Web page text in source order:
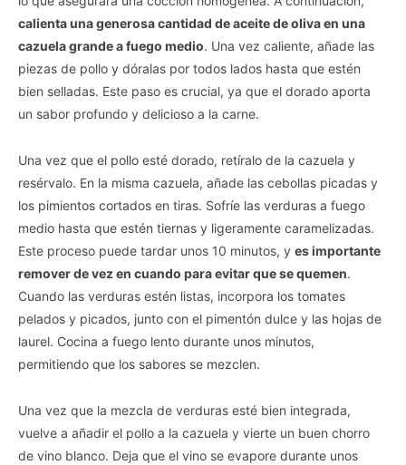
calienta una generosa cantidad de aceite de oliva en una
cazuela grande a fuego medio. Una vez caliente, añade las
piezas de pollo y dóralas por todos lados hasta que estén
bien selladas. Este paso es crucial, ya que el dorado aporta
un sabor profundo y delicioso a la carne.
Una vez que el pollo esté dorado, retíralo de la cazuela y
resérvalo. En la misma cazuela, añade las cebollas picadas y
los pimientos cortados en tiras. Sofríe las verduras a fuego
medio hasta que estén tiernas y ligeramente caramelizadas.
Este proceso puede tardar unos 10 minutos, y es importante
remover de vez en cuando para evitar que se quemen.
Cuando las verduras estén listas, incorpora los tomates
pelados y picados, junto con el pimentón dulce y las hojas de
laurel. Cocina a fuego lento durante unos minutos,
permitiendo que los sabores se mezclen.
Una vez que la mezcla de verduras esté bien integrada,
vuelve a añadir el pollo a la cazuela y vierte un buen chorro
de vino blanco. Deja que el vino se evapore durante unos